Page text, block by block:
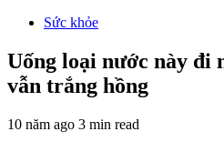
Sức khỏe
Uống loại nước này đi
vẫn trắng hồng
10 năm ago 3 min read